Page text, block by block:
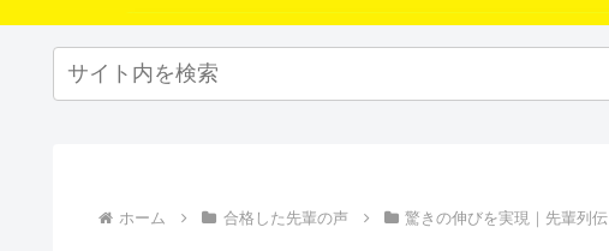
ホーム 合格した先輩の声 驚きの伸びを実現｜先輩列伝